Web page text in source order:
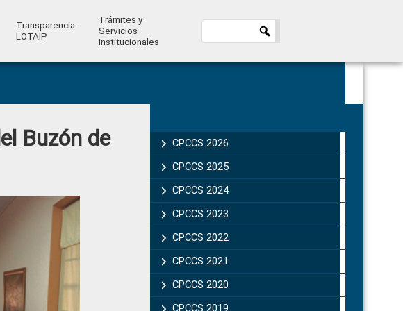
Transparencia-
LOTAIP
Trámites y
Servicios
institucionales
Buzón de
Sidebar
CPCCS 2026
CPCCS 2025
CPCCS 2024
CPCCS 2023
CPCCS 2022
CPCCS 2021
CPCCS 2020
CPCCS 2019 .